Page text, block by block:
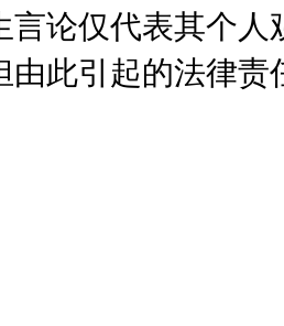
言论仅代表其个
由此引起的法律责